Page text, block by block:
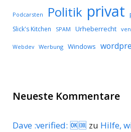
Podcarsten Politik privat
Slick's Kitchen SPAM Urheberrecht
Webdev Werbung Windows
Neueste Kommentare
Dave :verified: 🆗🆒 zu Hilfe,